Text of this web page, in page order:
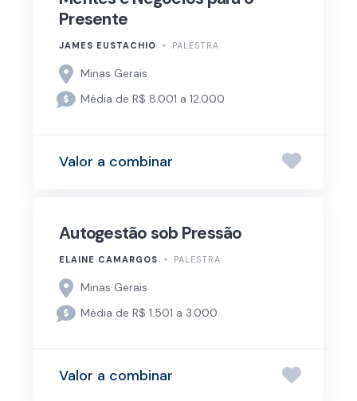
Presente
JAMES EUSTACHIO PALESTRA
Minas Gerais
Média de R$ 8.001 a 12.000
Valor a combinar
Autogestão sob Pressão
ELAINE CAMARGOS PALESTRA
Minas Gerais
Média de R$ 1.501 a 3.000
Valor a combinar